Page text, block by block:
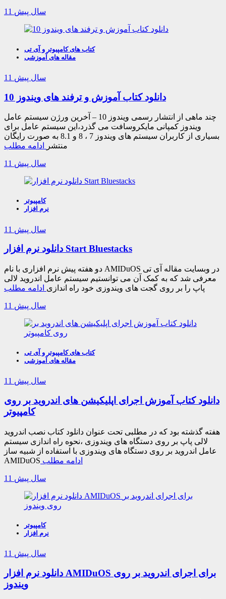
11 سال پیش
کتاب های کامپیوتر و آی تی
مقاله های آموزشی
11 سال پیش
دانلود کتاب آموزش و ترفند های ویندوز 10
چند ماهی از انتشار رسمی ویندوز 10 – آخرین ورژن سیستم عامل
ویندوز کمپانی مایکروسافت می گذرد،این سیستم عامل برای
بسیاری از کاربران سیستم های ویندوز 7 ، 8 و 8.1 به صورت رایگان
منتشر
ادامه مطلب
11 سال پیش
کامپیوتر
نرم افزار
11 سال پیش
دانلود نرم افزار Start Bluestacks
دو هفته پیش نرم افزاری با نام AMIDuOS در وبسایت مقاله آی تی
معرفی شد که به کمک آن می توانستیم سیستم عامل اندروید لالی
پاپ را بر روی گجت های ویندوزی خود راه اندازی ادامه مطلب
11 سال پیش
کتاب های کامپیوتر و آی تی
مقاله های آموزشی
11 سال پیش
دانلود کتاب آموزش اجرای اپلیکیشن های اندروید بر روی
کامپیوتر
هفته گذشته بود که در مطلبی تحت عنوان دانلود کتاب نصب اندروید
لالی پاپ بر روی دستگاه های ویندوزی ،نحوه راه اندازی سیستم
عامل اندروید بر روی دستگاه های ویندوزی با استفاده از شبیه ساز
AMIDuOS ادامه مطلب
11 سال پیش
کامپیوتر
نرم افزار
11 سال پیش
دانلود نرم افزار AMIDuOS برای اجرای اندروید بر روی
ویندوز